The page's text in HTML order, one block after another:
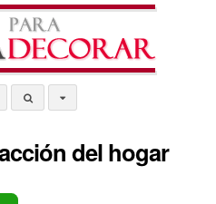
del hogar